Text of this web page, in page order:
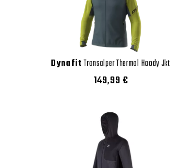
DynafitTransalper Thermal Hoody Jkt
149,99 €